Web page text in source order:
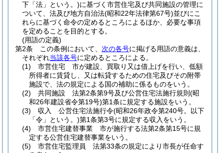
下「法」という。)に基づく市営住宅及び共同施設の管理に
ついて、法及び地方自治法(昭和22年法律第67号)並びにこ
れらに基づく命令の定めるところによるほか、必要な事項
を定めることを目的とする。
(用語の定義)
第2条
この条例において、 次の各号に掲げる用語の意義は、
それぞれ当該各号に定めるところによる。
(1)
市営住宅 市が建設、買取り又は借上げを行い、低額
所得者に賃貸し、又は転貸するための住宅及びその附帯
施設で、法の規定による国の補助に係るものをいう。
(2)
共同施設 法第2条第9号及び公営住宅法施行規則 (昭
和26年建設省令第19号)第1条に規定する施設をいう。
(3)
収入 公営住宅法施行令(昭和26年政令第240号。以下
「令」という。)第1条第3号に規定する収入をいう。
(4)
市営住宅建替事業 市が施行する法第2条第15号に規
定する公営住宅建替事業をいう。
(5)
市営住宅監理員 法第33条の規定により市長が任命す